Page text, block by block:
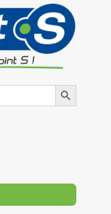
Search Button